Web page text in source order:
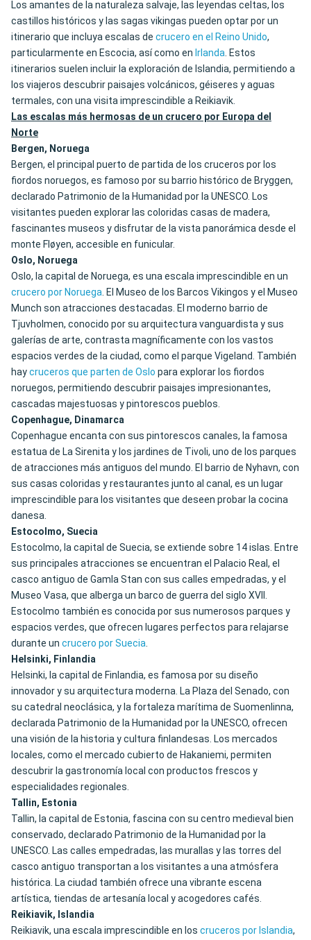
Los amantes de la naturaleza salvaje, las leyendas celtas, los
castillos históricos y las sagas vikingas pueden optar por un
itinerario que incluya escalas de crucero en el Reino Unido,
particularmente en Escocia, así como en Irlanda. Estos
itinerarios suelen incluir la exploración de Islandia, permitiendo a
los viajeros descubrir paisajes volcánicos, géiseres y aguas
termales, con una visita imprescindible a Reikiavik.
Las escalas más hermosas de un crucero por Europa del
Norte
Bergen, Noruega
Bergen, el principal puerto de partida de los cruceros por los
fiordos noruegos, es famoso por su barrio histórico de Bryggen,
declarado Patrimonio de la Humanidad por la UNESCO. Los
visitantes pueden explorar las coloridas casas de madera,
fascinantes museos y disfrutar de la vista panorámica desde el
monte Fløyen, accesible en funicular.
Oslo, Noruega
Oslo, la capital de Noruega, es una escala imprescindible en un
crucero por Noruega. El Museo de los Barcos Vikingos y el Museo
Munch son atracciones destacadas. El moderno barrio de
Tjuvholmen, conocido por su arquitectura vanguardista y sus
galerías de arte, contrasta magníficamente con los vastos
espacios verdes de la ciudad, como el parque Vigeland. También
haycruceros que parten de Oslo para explorar los fiordos
noruegos, permitiendo descubrir paisajes impresionantes,
cascadas majestuosas y pintorescos pueblos.
Copenhague, Dinamarca
Copenhague encanta con sus pintorescos canales, la famosa
estatua de La Sirenita y los jardines de Tivoli, uno de los parques
de atracciones más antiguos del mundo. El barrio de Nyhavn, con
sus casas coloridas y restaurantes junto al canal, es un lugar
imprescindible para los visitantes que deseen probar la cocina
danesa.
Estocolmo, Suecia
Estocolmo, la capital de Suecia, se extiende sobre 14 islas. Entre
sus principales atracciones se encuentran el Palacio Real, el
casco antiguo de Gamla Stan con sus calles empedradas, y el
Museo Vasa, que alberga un barco de guerra del siglo XVII.
Estocolmo también es conocida por sus numerosos parques y
espacios verdes, que ofrecen lugares perfectos para relajarse
durante un crucero por Suecia.
Helsinki, Finlandia
Helsinki, la capital de Finlandia, es famosa por su diseño
innovador y su arquitectura moderna. La Plaza del Senado, con
su catedral neoclásica, y la fortaleza marítima de Suomenlinna,
declarada Patrimonio de la Humanidad por la UNESCO, ofrecen
una visión de la historia y cultura finlandesas. Los mercados
locales, como el mercado cubierto de Hakaniemi, permiten
descubrir la gastronomía local con productos frescos y
especialidades regionales.
Tallin, Estonia
Tallin, la capital de Estonia, fascina con su centro medieval bien
conservado, declarado Patrimonio de la Humanidad por la
UNESCO. Las calles empedradas, las murallas y las torres del
casco antiguo transportan a los visitantes a una atmósfera
histórica. La ciudad también ofrece una vibrante escena
artística, tiendas de artesanía local y acogedores cafés.
Reikiavik, Islandia
Reikiavik, una escala imprescindible en los cruceros por Islandia,